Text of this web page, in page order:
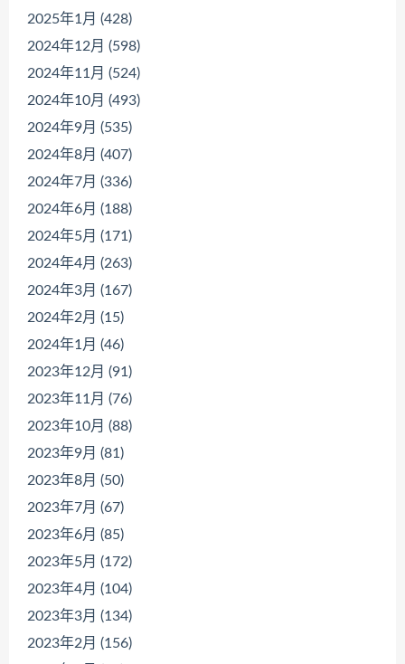
2025年1月 (428)
2024年12月 (598)
2024年11月 (524)
2024年10月 (493)
2024年9月 (535)
2024年8月 (407)
2024年7月 (336)
2024年6月 (188)
2024年5月 (171)
2024年4月 (263)
2024年3月 (167)
2024年2月 (15)
2024年1月 (46)
2023年12月 (91)
2023年11月 (76)
2023年10月 (88)
2023年9月 (81)
2023年8月 (50)
2023年7月 (67)
2023年6月 (85)
2023年5月 (172)
2023年4月 (104)
2023年3月 (134)
2023年2月 (156)